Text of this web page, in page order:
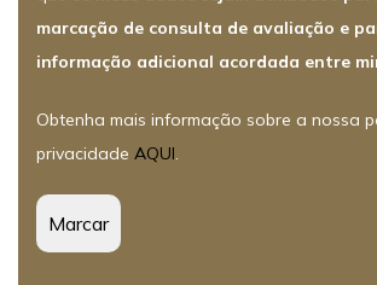
marcação de consulta de avaliação e
informação adicional acordada entre
Obtenha mais informação sobre a nossa
privacidade AQUI.